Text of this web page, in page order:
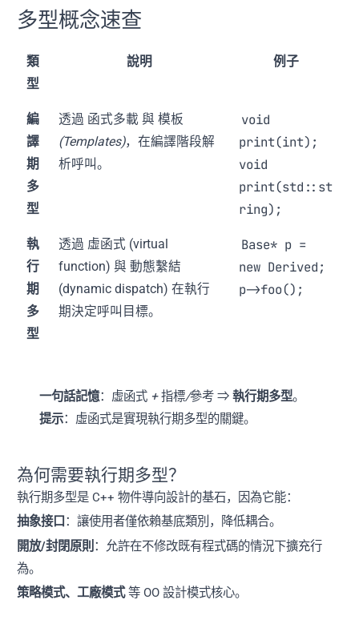
多型概念速查
類
型
說明 例子
編
譯
期
多
型
透過 函式多載與 模板
(Templates)，在編譯階段解
析呼叫。
void
print(int);
void
print(std::st
ring);
執
行
期
多
型
透過 虛函式(virtual
function) 與 動態繫結
(dynamic dispatch) 在執行
期決定呼叫目標。
Base* p =
new Derived;
p->foo();
一句話記憶： 虛函式 +指標/參考 ⇒ 執行期多型。
提示：虛函式是實現執行期多型的關鍵。
為何需要執行期多型？
執行期多型是 C++ 物件導向設計的基石，因為它能：
抽象接口 ：讓使用者僅依賴基底類別，降低耦合。
開放/封閉原則 ：允許在不修改既有程式碼的情況下擴充行
為。
策略模式、工廠模式等 OO 設計模式核心。